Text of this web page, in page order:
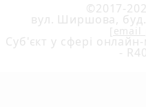
©2017-
вул. Ширшова,
[email
Cуб'єкт у сфері
-